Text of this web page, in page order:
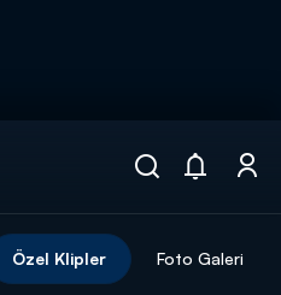
Özel Klipler Foto Galeri